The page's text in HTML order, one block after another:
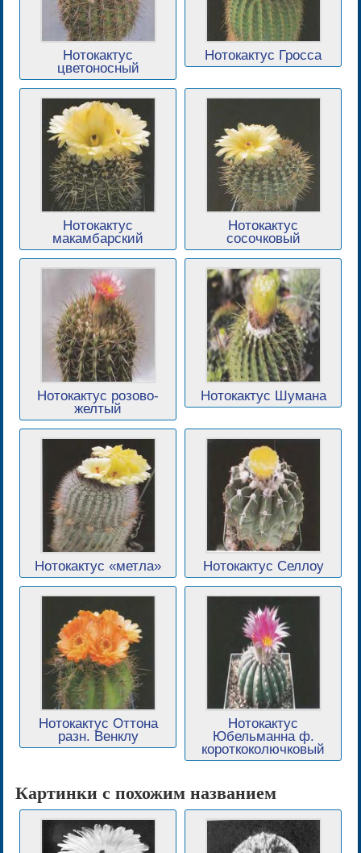
Нотокактус
цветоносный
Нотокактус Гросса
Нотокактус
макамбарский
Нотокактус
сосочковый
Нотокактус розово-
желтый
Нотокактус Шумана
Нотокактус «метла» Нотокактус Селлоу
Нотокактус Оттона
разн. Венклу
Нотокактус
Юбельманна ф.
короткоколючковый
Картинки с похожим названием